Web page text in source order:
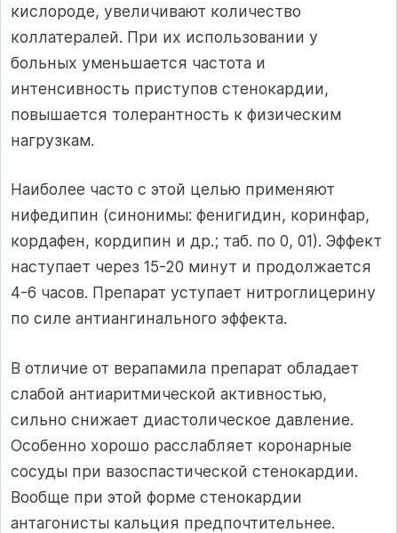
кислороде, увеличивают количество
коллатералей. При их использовании у
больных уменьшается частота и
интенсивность приступов стенокардии,
повышается толерантность к физическим
нагрузкам.
Наиболее часто с этой целью применяют
нифедипин (синонимы: фенигидин, коринфар,
кордафен, кордипин и др.; таб. по 0, 01). Эффект
наступает через 15-20 минут и продолжается
4-6 часов. Препарат уступает нитроглицерину
по силе антиангинального эффекта.
В отличие от верапамила препарат обладает
слабой антиаритмической активностью,
сильно снижает диастолическое давление.
Особенно хорошо расслабляет коронарные
сосуды при вазоспастической стенокардии.
Вообще при этой форме стенокардии
антагонисты кальция предпочтительнее.